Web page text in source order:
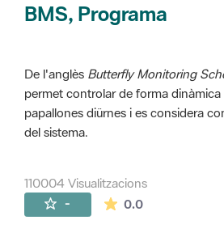
BMS, Programa
De l'anglès Butterfly Monitoring
permet controlar de forma
papallones diürnes i es considera
del sistema.
110004 Visualitzacions
- 0.0La mitjana de